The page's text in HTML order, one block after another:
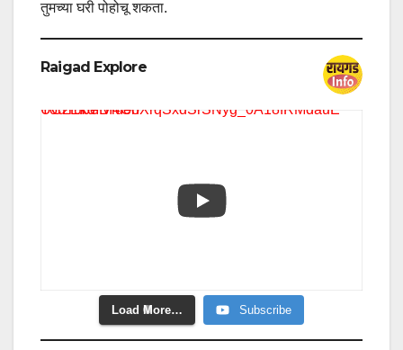
तुमच्या घरी पोहोचू शकता.
Raigad Explore
YouTube Video UC2EkdIBI4OhXrqSxdSrSNyg_0A18fRMdauE
Load More… Subscribe